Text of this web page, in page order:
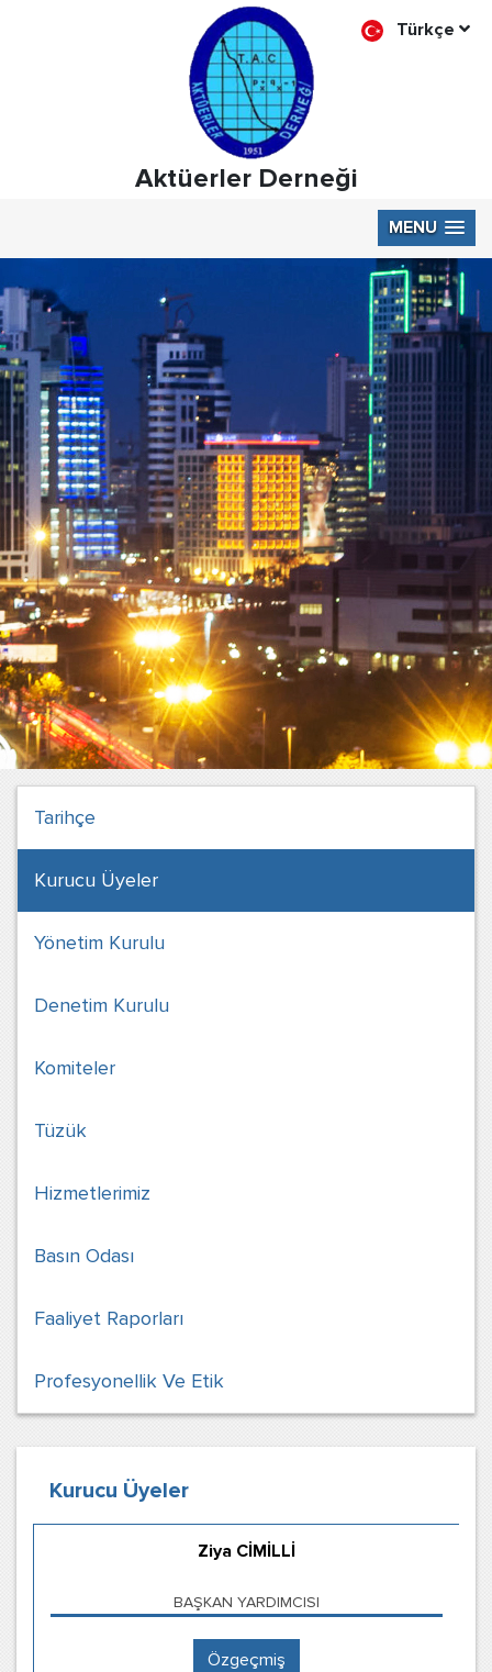
Aktüerler Derneği
MENU
Türkçe
Tarihçe
Kurucu Üyeler
Yönetim Kurulu
Denetim Kurulu
Komiteler
Tüzük
Hizmetlerimiz
Basın Odası
Faaliyet Raporları
Profesyonellik Ve Etik
Kurucu Üyeler
Ziya CİMİLLİ
BAŞKAN YARDIMCISI
Özgeçmiş